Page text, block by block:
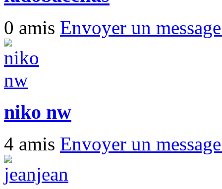
0 amis Envoyer un
niko nw
4 amis Envoyer un